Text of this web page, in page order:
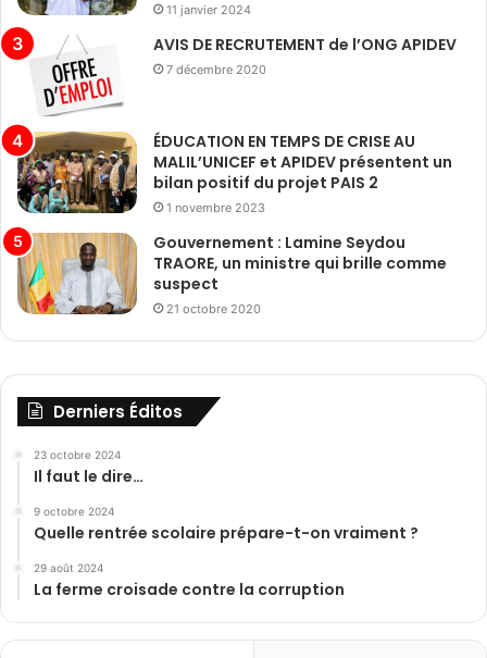
11 janvier 2024
AVIS DE RECRUTEMENT de l’ONG APIDEV
7 décembre 2020
ÉDUCATION EN TEMPS DE CRISE AU
MALIL’UNICEF et APIDEV présentent un
bilan positif du projet PAIS 2
1 novembre 2023
Gouvernement : Lamine Seydou
TRAORE, un ministre qui brille comme
suspect
21 octobre 2020
Derniers Éditos
23 octobre 2024
Il faut le dire…
9 octobre 2024
Quelle rentrée scolaire prépare-t-on vraiment ?
29 août 2024
La ferme croisade contre la corruption